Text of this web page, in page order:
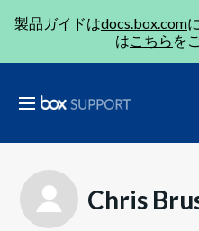
製品ガイドはdocs.box.com
はこちら を
Chris